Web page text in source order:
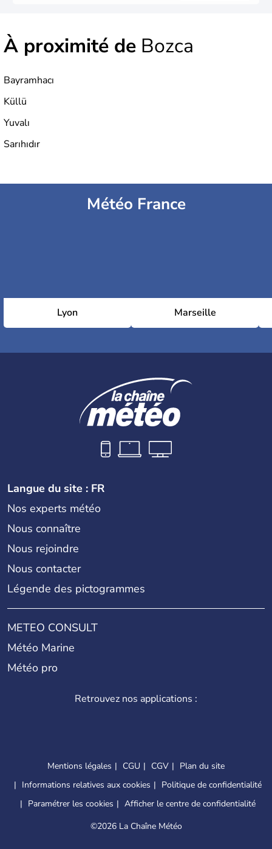
À proximité de Bozca
Bayramhacı
Küllü
Yuvalı
Sarıhıdır
Météo France
Lyon Marseille
Langue du site : FR
Nos experts météo
Nous connaître
Nous rejoindre
Nous contacter
Légende des pictogrammes
METEO CONSULT
Météo Marine
Météo pro
Retrouvez nos applications :
Mentions légales CGU CGV
Plan du site
Informations relatives aux cookies
Politique de confidentialité
Paramétrer les cookies
Afficher le centre de confidentialité
©2026 La Chaîne Météo